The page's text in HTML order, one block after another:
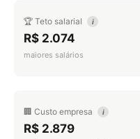
🏆 Teto salarial i
R$ 2.074
maiores salários
🏢 Custo empresa i
R$ 2.879